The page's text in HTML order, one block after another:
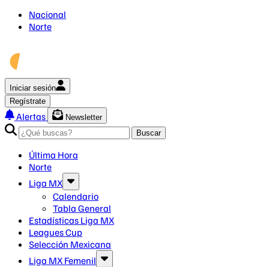
Nacional
Norte
Iniciar sesión
Regístrate
Alertas
Newsletter
Buscar
Última Hora
Norte
Liga MX
Calendario
Tabla General
Estadísticas Liga MX
Leagues Cup
Selección Mexicana
Liga MX Femenil